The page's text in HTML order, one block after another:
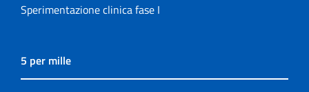
Sperimentazione clinica fase I
5 per mille